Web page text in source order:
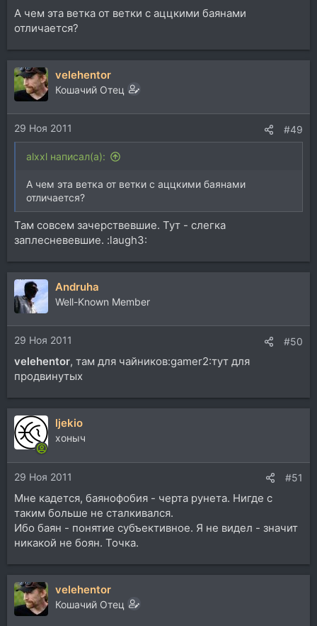
А чем эта ветка от ветки с аццкими баянами
отличается?
velehentor
Кошачий Отец
29 Ноя 2011 #49
alxxl написал(а):
А чем эта ветка от ветки с аццкими баянами
отличается?
Там совсем зачерствевшие. Тут - слегка
заплесневевшие. :laugh3:
Andruha
Well-Known Member
29 Ноя 2011 #50
velehentor, там для чайников:gamer2:тут для
продвинутых
ljekio
хоныч
29 Ноя 2011 #51
Мне кадется, баянофобия - черта рунета. Нигде с
таким больше не сталкивался.
Ибо баян - понятие субъективное. Я не видел - значит
никакой не боян. Точка.
velehentor
Кошачий Отец